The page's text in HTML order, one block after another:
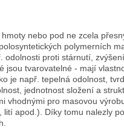
nebo pod ne zcela
polymerních
proti stárnutí,
jsou tvarovatelné - mají
je např. tepelná odolnost,
jednotnost složení a
vhodnými pro masovou
apod.). Díky tomu nalezly